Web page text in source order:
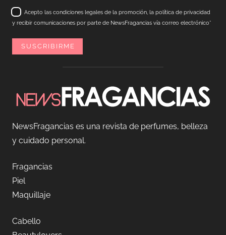
Acepto las condiciones legales de la promoción, la política de privacidad
y recibir comunicaciones por parte de NewsFragancias vía correo electrónico*
NewsFragancias es una revista de perfumes, belleza
y cuidado personal.
Fragancias
Piel
Maquillaje
Cabello